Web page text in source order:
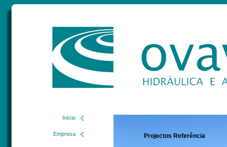
Início
Empresa Projectos Referência